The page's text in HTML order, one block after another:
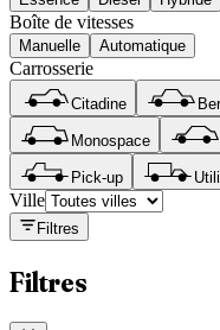
Boîte de vitesses
Manuelle Automatique
Carrosserie
Citadine
Monospace
Pick-up
Ville
Filtres
Filtres